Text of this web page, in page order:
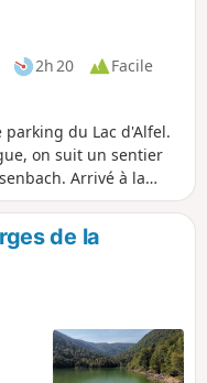
2h 20
Facile
du Lac d'Alfel.
on suit un sentier
Arrivé à la
ce lieu-dit qui offre
les sommets
la ferme-
lieu en prenant
de la